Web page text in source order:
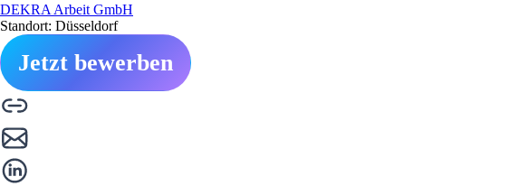
DEKRA Arbeit GmbH
Standort: Düsseldorf
Jetzt bewerben